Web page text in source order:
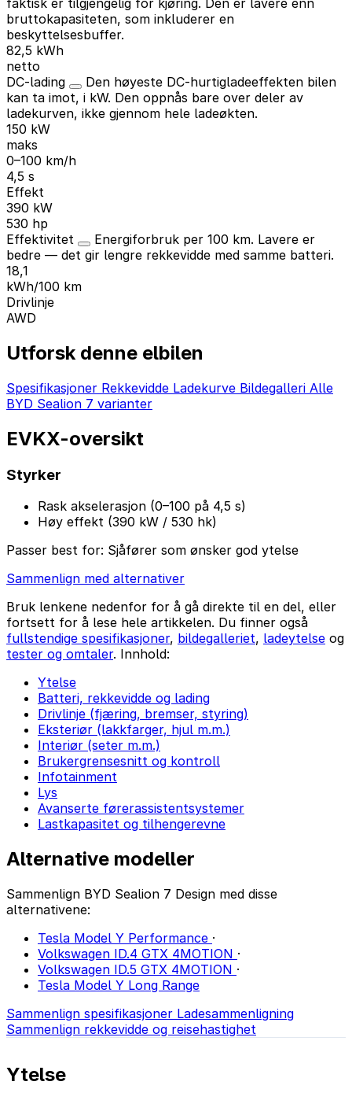
bruttokapasiteten, som inkluderer en
beskyttelsesbuffer.
82,5 kWh
netto
DC-lading
Den høyeste DC-hurtigladeeffekten bilen
kan ta imot, i kW. Den oppnås bare over deler av
ladekurven, ikke gjennom hele ladeøkten.
150 kW
maks
0–100 km/h
4,5 s
Effekt
390 kW
530 hp
Effektivitet
Energiforbruk per 100 km. Lavere er
bedre — det gir lengre rekkevidde med samme batteri.
18,1
kWh/100 km
Drivlinje
AWD
Utforsk denne elbilen
Spesifikasjoner Rekkevidde Ladekurve Bildegalleri Alle
BYD Sealion 7 varianter
EVKX-oversikt
Styrker
Rask akselerasjon (0–100 på 4,5 s)
Høy effekt (390 kW / 530 hk)
Passer best for: Sjåfører som ønsker god ytelse
Sammenlign med alternativer
Bruk lenkene nedenfor for å gå direkte til en del, eller
fortsett for å lese hele artikkelen. Du finner også
fullstendige spesifikasjoner, bildegalleriet, ladeytelse og
tester og omtaler. Innhold:
Ytelse
Batteri, rekkevidde og lading
Drivlinje (fjæring, bremser, styring)
Eksteriør (lakkfarger, hjul m.m.)
Interiør (seter m.m.)
Brukergrensesnitt og kontroll
Infotainment
Lys
Avanserte førerassistentsystemer
Lastkapasitet og tilhengerevne
Alternative modeller
Sammenlign BYD Sealion 7 Design med disse
alternativene:
Tesla Model Y Performance ·
Volkswagen ID.4 GTX 4MOTION ·
Volkswagen ID.5 GTX 4MOTION ·
Tesla Model Y Long Range
Sammenlign spesifikasjoner Ladesammenligning
Sammenlign rekkevidde og reisehastighet
Ytelse